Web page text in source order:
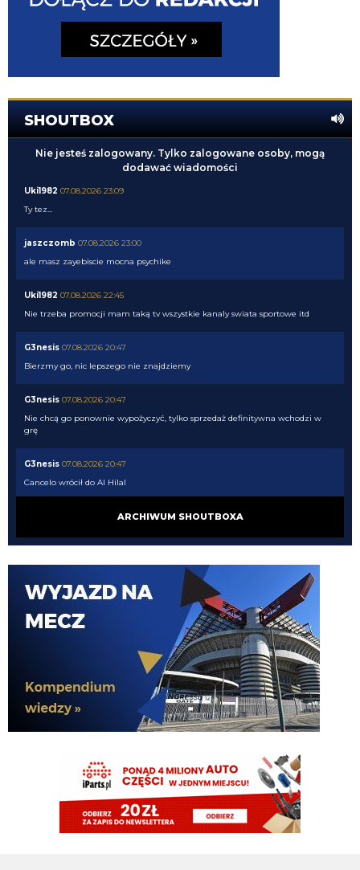
SHOUTBOX
Nie jesteś zalogowany. Tylko zalogowane osoby, mogą
dodawać wiadomości
Uki1982 07.08.2026 23:09
Ty tez...
jaszczomb 07.08.2026 23:00
ale masz zayebiscie mocna psychike
Uki1982 07.08.2026 22:45
Nie trzeba promocji mam taką tv wszystkie kanaly swiata sportowe itd
G3nesis 07.08.2026 20:47
Bierzmy go, nic lepszego nie znajdziemy
G3nesis 07.08.2026 20:47
Nie chcą go ponownie wypożyczyć, tylko sprzedaż definitywna wchodzi w
grę
G3nesis 07.08.2026 20:47
Cancelo wrócił do Al Hilal
07.08.2026 19:42
nedzy i rozpaczy
G3nesis
07.08.2026 19:15
Jak tam Adriano, co słychać
FENDI_SOSA 07.08.2026 18:56
Adriano ty already dead a nie forever he xd
Adriano_forever 07.08.2026 18:30
mnie też zbanował za danie reakcji haha na jego ostatnie stanowisko które
było ostatnie ostatnim ostatniejsze i najostatniejsze
ARCHIWUM SHOUTBOXA